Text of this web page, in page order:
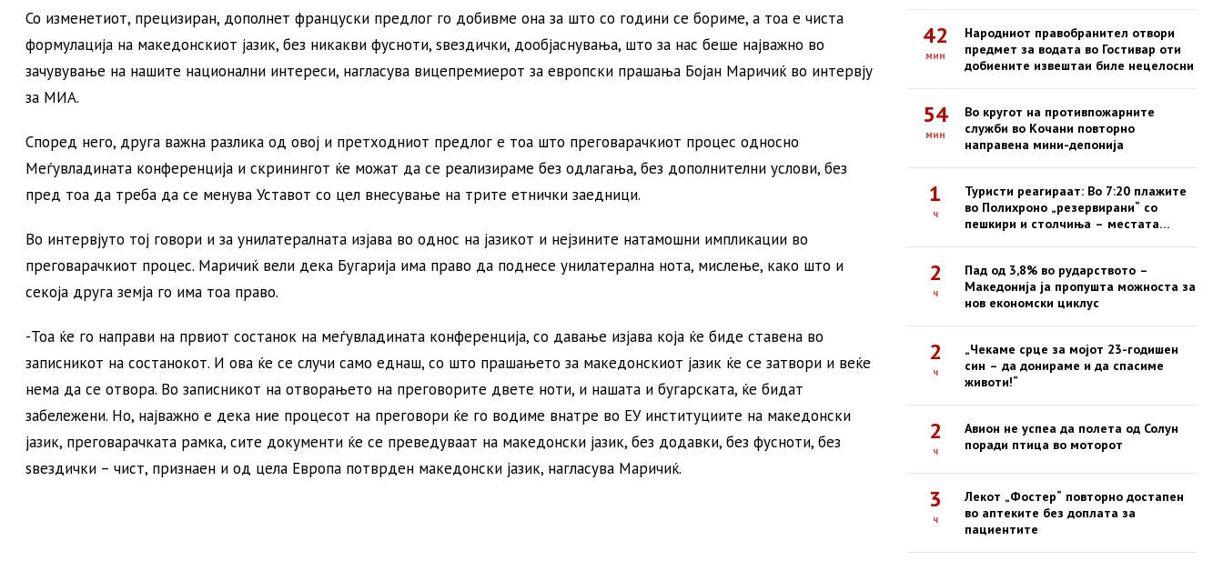
Со изменетиот, прецизиран, дополнет француски предлог го добивме она за што со години се бориме, а тоа е чиста
формулација на македонскиот јазик, без никакви фусноти, ѕвездички, дообјаснувања, што за нас беше најважно во
зачувување на нашите национални интереси, нагласува вицепремиерот за европски прашања Бојан Маричиќ во интервју
за МИА.
Според него, друга важна разлика од овој и претходниот предлог е тоа што преговарачкиот процес односно
Меѓувладината конференција и скринингот ќе можат да се реализираме без одлагања, без дополнителни услови, без
пред тоа да треба да се менува Уставот со цел внесување на трите етнички заедници.
Во интервјуто тој говори и за унилатералната изјава во однос на јазикот и нејзините натамошни импликации во
преговарачкиот процес. Маричиќ вели дека Бугарија има право да поднесе унилатерална нота, мислење, како што и
секоја друга земја го има тоа право.
-Тоа ќе го направи на првиот состанок на меѓувладината конференција, со давање изјава која ќе биде ставена во
записникот на состанокот. И ова ќе се случи само еднаш, со што прашањето за македонскиот јазик ќе се затвори и веќе
нема да се отвора. Во записникот на отворањето на преговорите двете ноти, и нашата и бугарската, ќе бидат
забележени. Но, најважно е дека ние процесот на преговори ќе го водиме внатре во ЕУ институциите на македонски
јазик, преговарачката рамка, сите документи ќе се преведуваат на македонски јазик, без додавки, без фусноти, без
ѕвездички – чист, признаен и од цела Европа потврден македонски јазик, нагласува Маричиќ.
42
мин
Народниот правобранител отвори
предмет за водата во Гостивар оти
добиените извештаи биле нецелосни
54
мин
Во кругот на противпожарните
служби во Кочани повторно
направена мини-депонија
1
ч
Туристи реагираат: Во 7:20 плажите
во Полихроно „резервирани“ со
пешкири и столчиња – местата
2
ч
Пад од 3,8% во рударството –
Македонија ја пропушта можноста за
нов економски циклус
2
ч
„Чекаме срце за мојот 23-годишен
син – да донираме и да спасиме
животи!“
2
ч
Авион не успеа да полета од Солун
поради птица во моторот
3
ч
Лекот „Фостер“ повторно достапен
во аптеките без доплата за
пациентите